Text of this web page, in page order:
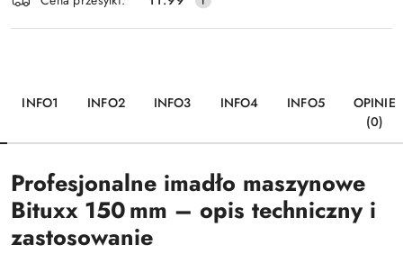
dostawa
INFO1 INFO2 INFO3 INFO4 INFO5
OPINIE
(0)
Profesjonalne imadło maszynowe
Bituxx 150 mm – opis techniczny i
zastosowanie